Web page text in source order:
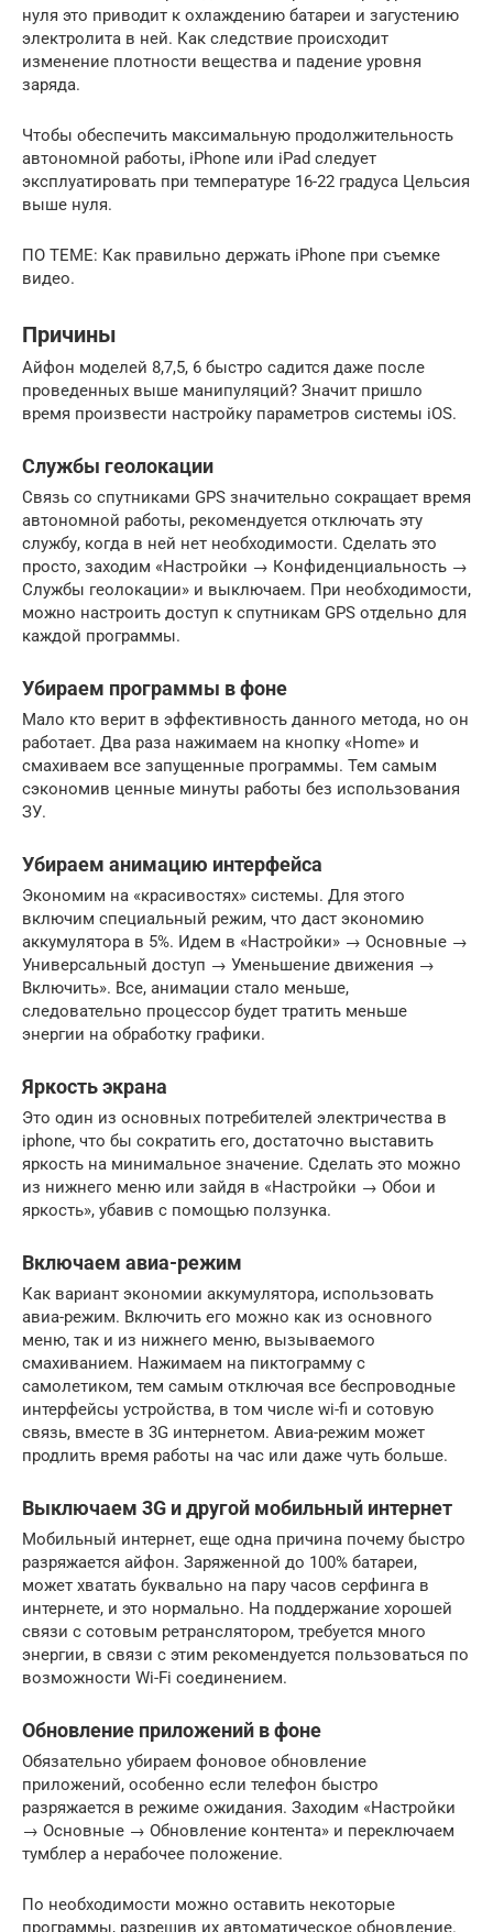
нуля это приводит к охлаждению батареи и загустению
электролита в ней. Как следствие происходит
изменение плотности вещества и падение уровня
заряда.
Чтобы обеспечить максимальную продолжительность
автономной работы, iPhone или iPad следует
эксплуатировать при температуре 16-22 градуса Цельсия
выше нуля.
ПО ТЕМЕ: Как правильно держать iPhone при съемке
видео.
Причины
Айфон моделей 8,7,5, 6 быстро садится даже после
проведенных выше манипуляций? Значит пришло
время произвести настройку параметров системы iOS.
Службы геолокации
Связь со спутниками GPS значительно сокращает время
автономной работы, рекомендуется отключать эту
службу, когда в ней нет необходимости. Сделать это
просто, заходим «Настройки → Конфиденциальность →
Службы геолокации» и выключаем. При необходимости,
можно настроить доступ к спутникам GPS отдельно для
каждой программы.
Убираем программы в фоне
Мало кто верит в эффективность данного метода, но он
работает. Два раза нажимаем на кнопку «Home» и
смахиваем все запущенные программы. Тем самым
сэкономив ценные минуты работы без использования
ЗУ.
Убираем анимацию интерфейса
Экономим на «красивостях» системы. Для этого
включим специальный режим, что даст экономию
аккумулятора в 5%. Идем в «Настройки» → Основные →
Универсальный доступ → Уменьшение движения →
Включить». Все, анимации стало меньше,
следовательно процессор будет тратить меньше
энергии на обработку графики.
Яркость экрана
Это один из основных потребителей электричества в
iphone, что бы сократить его, достаточно выставить
яркость на минимальное значение. Сделать это можно
из нижнего меню или зайдя в «Настройки → Обои и
яркость», убавив с помощью ползунка.
Включаем авиа-режим
Как вариант экономии аккумулятора, использовать
авиа-режим. Включить его можно как из основного
меню, так и из нижнего меню, вызываемого
смахиванием. Нажимаем на пиктограмму с
самолетиком, тем самым отключая все беспроводные
интерфейсы устройства, в том числе wi-fi и сотовую
связь, вместе в 3G интернетом. Авиа-режим может
продлить время работы на час или даже чуть больше.
Выключаем 3G и другой мобильный интернет
Мобильный интернет, еще одна причина почему быстро
разряжается айфон. Заряженной до 100% батареи,
может хватать буквально на пару часов серфинга в
интернете, и это нормально. На поддержание хорошей
связи с сотовым ретранслятором, требуется много
энергии, в связи с этим рекомендуется пользоваться по
возможности Wi-Fi соединением.
Обновление приложений в фоне
Обязательно убираем фоновое обновление
приложений, особенно если телефон быстро
разряжается в режиме ожидания. Заходим «Настройки
→ Основные → Обновление контента» и переключаем
тумблер а нерабочее положение.
По необходимости можно оставить некоторые